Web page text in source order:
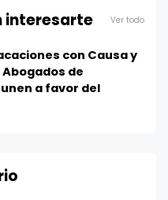
interesarte Ver todo
con Causa y
de
a favor del